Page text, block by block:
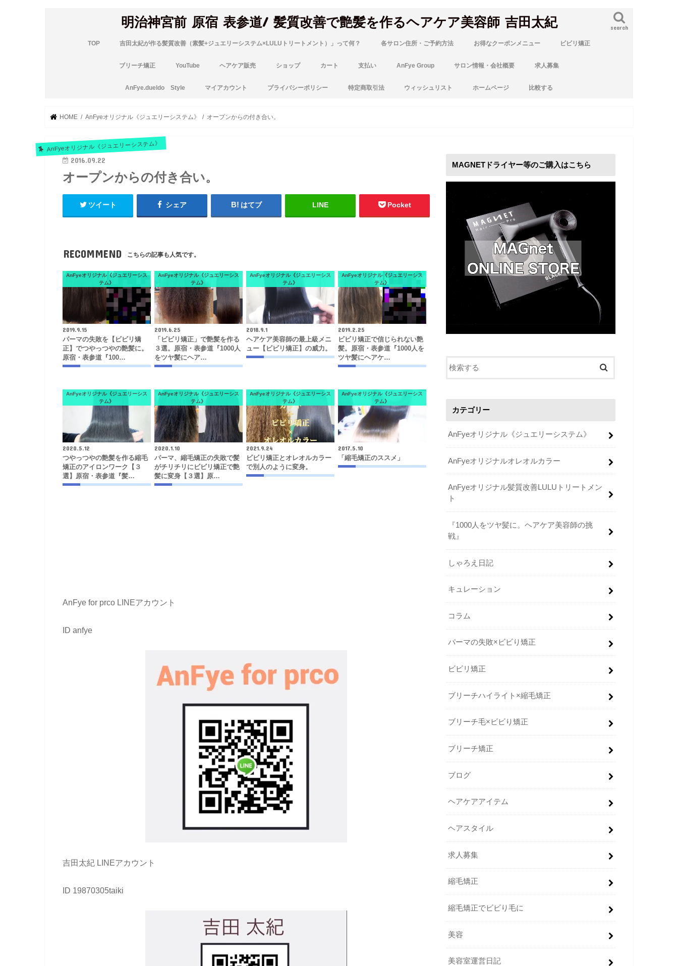
明治神宮前 原宿 表参道/ 髪質改善で艶髪を作るヘアケア美容師 吉田太紀 search
TOP 吉田太紀が作る髪質改善（素髪+ジュエリーシステム×LULUトリートメント）」って何？ 各サロン住所・ご予約方法 お得なクーポンメニュー ビビリ矯正
ブリーチ矯正 YouTube ヘアケア販売 ショップ カート 支払い AnFye Group サロン情報・会社概要 求人募集
AnFye.dueldo Style マイアカウント プライバシーポリシー 特定商取引法 ウィッシュリスト ホームページ 比較する
HOME AnFyeオリジナル《ジュエリーシステム》 オープンからの付き合い。
AnFyeオリジナル《ジュエリーシステム》
2016.09.22
オープンからの付き合い。
ツイート シェア はてブ LINE Pocket
RECOMMEND こちらの記事も人気です。
AnFyeオリジナル《ジュエリーシス
テム》
2019.9.15
パーマの失敗を【ビビリ矯
正】でつやっつやの艶髪に。
原宿・表参道『100…
AnFyeオリジナル《ジュエリーシス
テム》
2019.6.25
「ビビリ矯正」で艶髪を作る
３選。原宿・表参道『1000人
をツヤ髪にヘア…
AnFyeオリジナル《ジュエリーシス
テム》
2018.9.1
ヘアケア美容師の最上級メニ
ュー【ビビリ矯正】の威力。
AnFyeオリジナル《ジュエリーシス
テム》
2019.2.25
ビビリ矯正で信じられない艶
髪。原宿・表参道『1000人を
ツヤ髪にヘアケ…
AnFyeオリジナル《ジュエリーシス
テム》
2020.5.12
つやっつやの艶髪を作る縮毛
矯正のアイロンワーク【３
選】原宿・表参道『髪…
AnFyeオリジナル《ジュエリーシス
テム》
2020.1.10
パーマ、縮毛矯正の失敗で髪
がチリチリにビビリ矯正で艶
髪に変身【３選】原…
AnFyeオリジナル《ジュエリーシス
テム》
2021.9.24
ビビリ矯正とオレオルカラー
で別人のように変身。
AnFyeオリジナル《ジュエリーシス
テム》
2017.5.10
「縮毛矯正のススメ」
AnFye for prco LINEアカウント
ID anfye
吉田太紀 LINEアカウント
ID 19870305taiki
MAGNETドライヤー等のご購入はこちら
カテゴリー
AnFyeオリジナル《ジュエリーシステム》
AnFyeオリジナルオレオルカラー
AnFyeオリジナル髪質改善LULUトリートメン
ト
『1000人をツヤ髪に。ヘアケア美容師の挑
戦』
しゃろえ日記
キュレーション
コラム
パーマの失敗×ビビり矯正
ビビリ矯正
ブリーチハイライト×縮毛矯正
ブリーチ毛×ビビり矯正
ブリーチ矯正
ブログ
ヘアケアアイテム
ヘアスタイル
求人募集
縮毛矯正
縮毛矯正でビビり毛に
美容
美容室運営日記